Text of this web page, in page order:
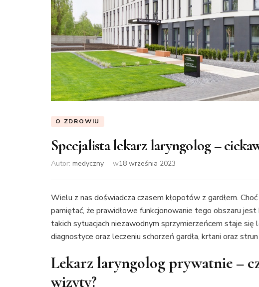
O ZDROWIU
Specjalista lekarz laryngolog –
Autor: medyczny w18 września 2023
Wielu z nas doświadcza czasem kłopotów z gardłem.
pamiętać, że prawidłowe funkcjonowanie tego obszaru
takich sytuacjach niezawodnym sprzymierzeńcem staje
diagnostyce oraz leczeniu schorzeń gardła, krtani oraz
Lekarz laryngolog prywatnie –
wizyty?